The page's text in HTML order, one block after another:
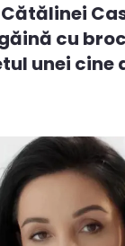
cu
unei cine